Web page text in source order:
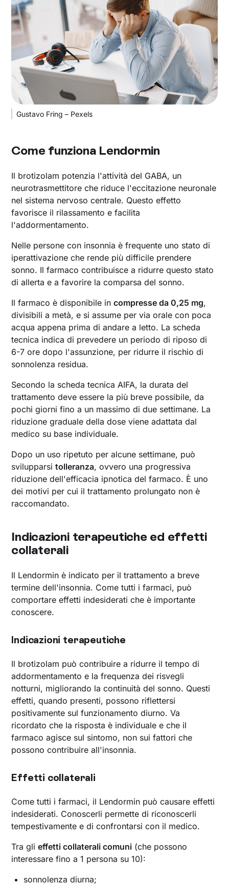
Gustavo Fring – Pexels
Come funziona Lendormin
Il brotizolam potenzia l'attività del GABA, un
neurotrasmettitore che riduce l'eccitazione neuronale
nel sistema nervoso centrale. Questo effetto
favorisce il rilassamento e facilita
l'addormentamento.
Nelle persone con insonnia è frequente uno stato di
iperattivazione che rende più difficile prendere
sonno. Il farmaco contribuisce a ridurre questo stato
di allerta e a favorire la comparsa del sonno.
Il farmaco è disponibile incompresse da 0,25 mg,
divisibili a metà, e si assume per via orale con poca
acqua appena prima di andare a letto. La scheda
tecnica indica di prevedere un periodo di riposo di
6-7 ore dopo l'assunzione, per ridurre il rischio di
sonnolenza residua.
Secondo la scheda tecnica AIFA, la durata del
trattamento deve essere la più breve possibile, da
pochi giorni fino a un massimo di due settimane. La
riduzione graduale della dose viene adattata dal
medico su base individuale.
Dopo un uso ripetuto per alcune settimane, può
svilupparsitolleranza, ovvero una progressiva
riduzione dell'efficacia ipnotica del farmaco. È uno
dei motivi per cui il trattamento prolungato non è
raccomandato.
Indicazioni terapeutiche ed effetti
collaterali
Il Lendormin è indicato per il trattamento a breve
termine dell'insonnia. Come tutti i farmaci, può
comportare effetti indesiderati che è importante
conoscere.
Indicazioni terapeutiche
Il brotizolam può contribuire a ridurre il tempo di
addormentamento e la frequenza dei risvegli
notturni, migliorando la continuità del sonno. Questi
effetti, quando presenti, possono riflettersi
positivamente sul funzionamento diurno. Va
ricordato che la risposta è individuale e che il
farmaco agisce sul sintomo, non sui fattori che
possono contribuire all'insonnia.
Effetti collaterali
Come tutti i farmaci, il Lendormin può causare effetti
indesiderati. Conoscerli permette di riconoscerli
tempestivamente e di confrontarsi con il medico.
Tra glieffetti collaterali comuni (che possono
interessare fino a 1 persona su 10):
sonnolenza diurna;